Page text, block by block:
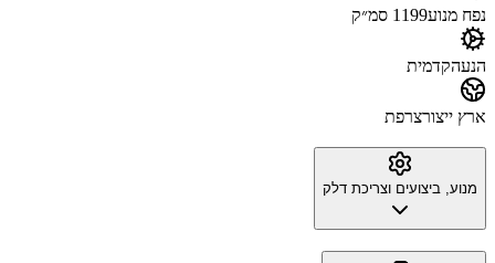
נפח מנוע1199 סמ״ק
הנעהקדמית
ארץ ייצורצרפת
מנוע, ביצועים וצריכת דלק